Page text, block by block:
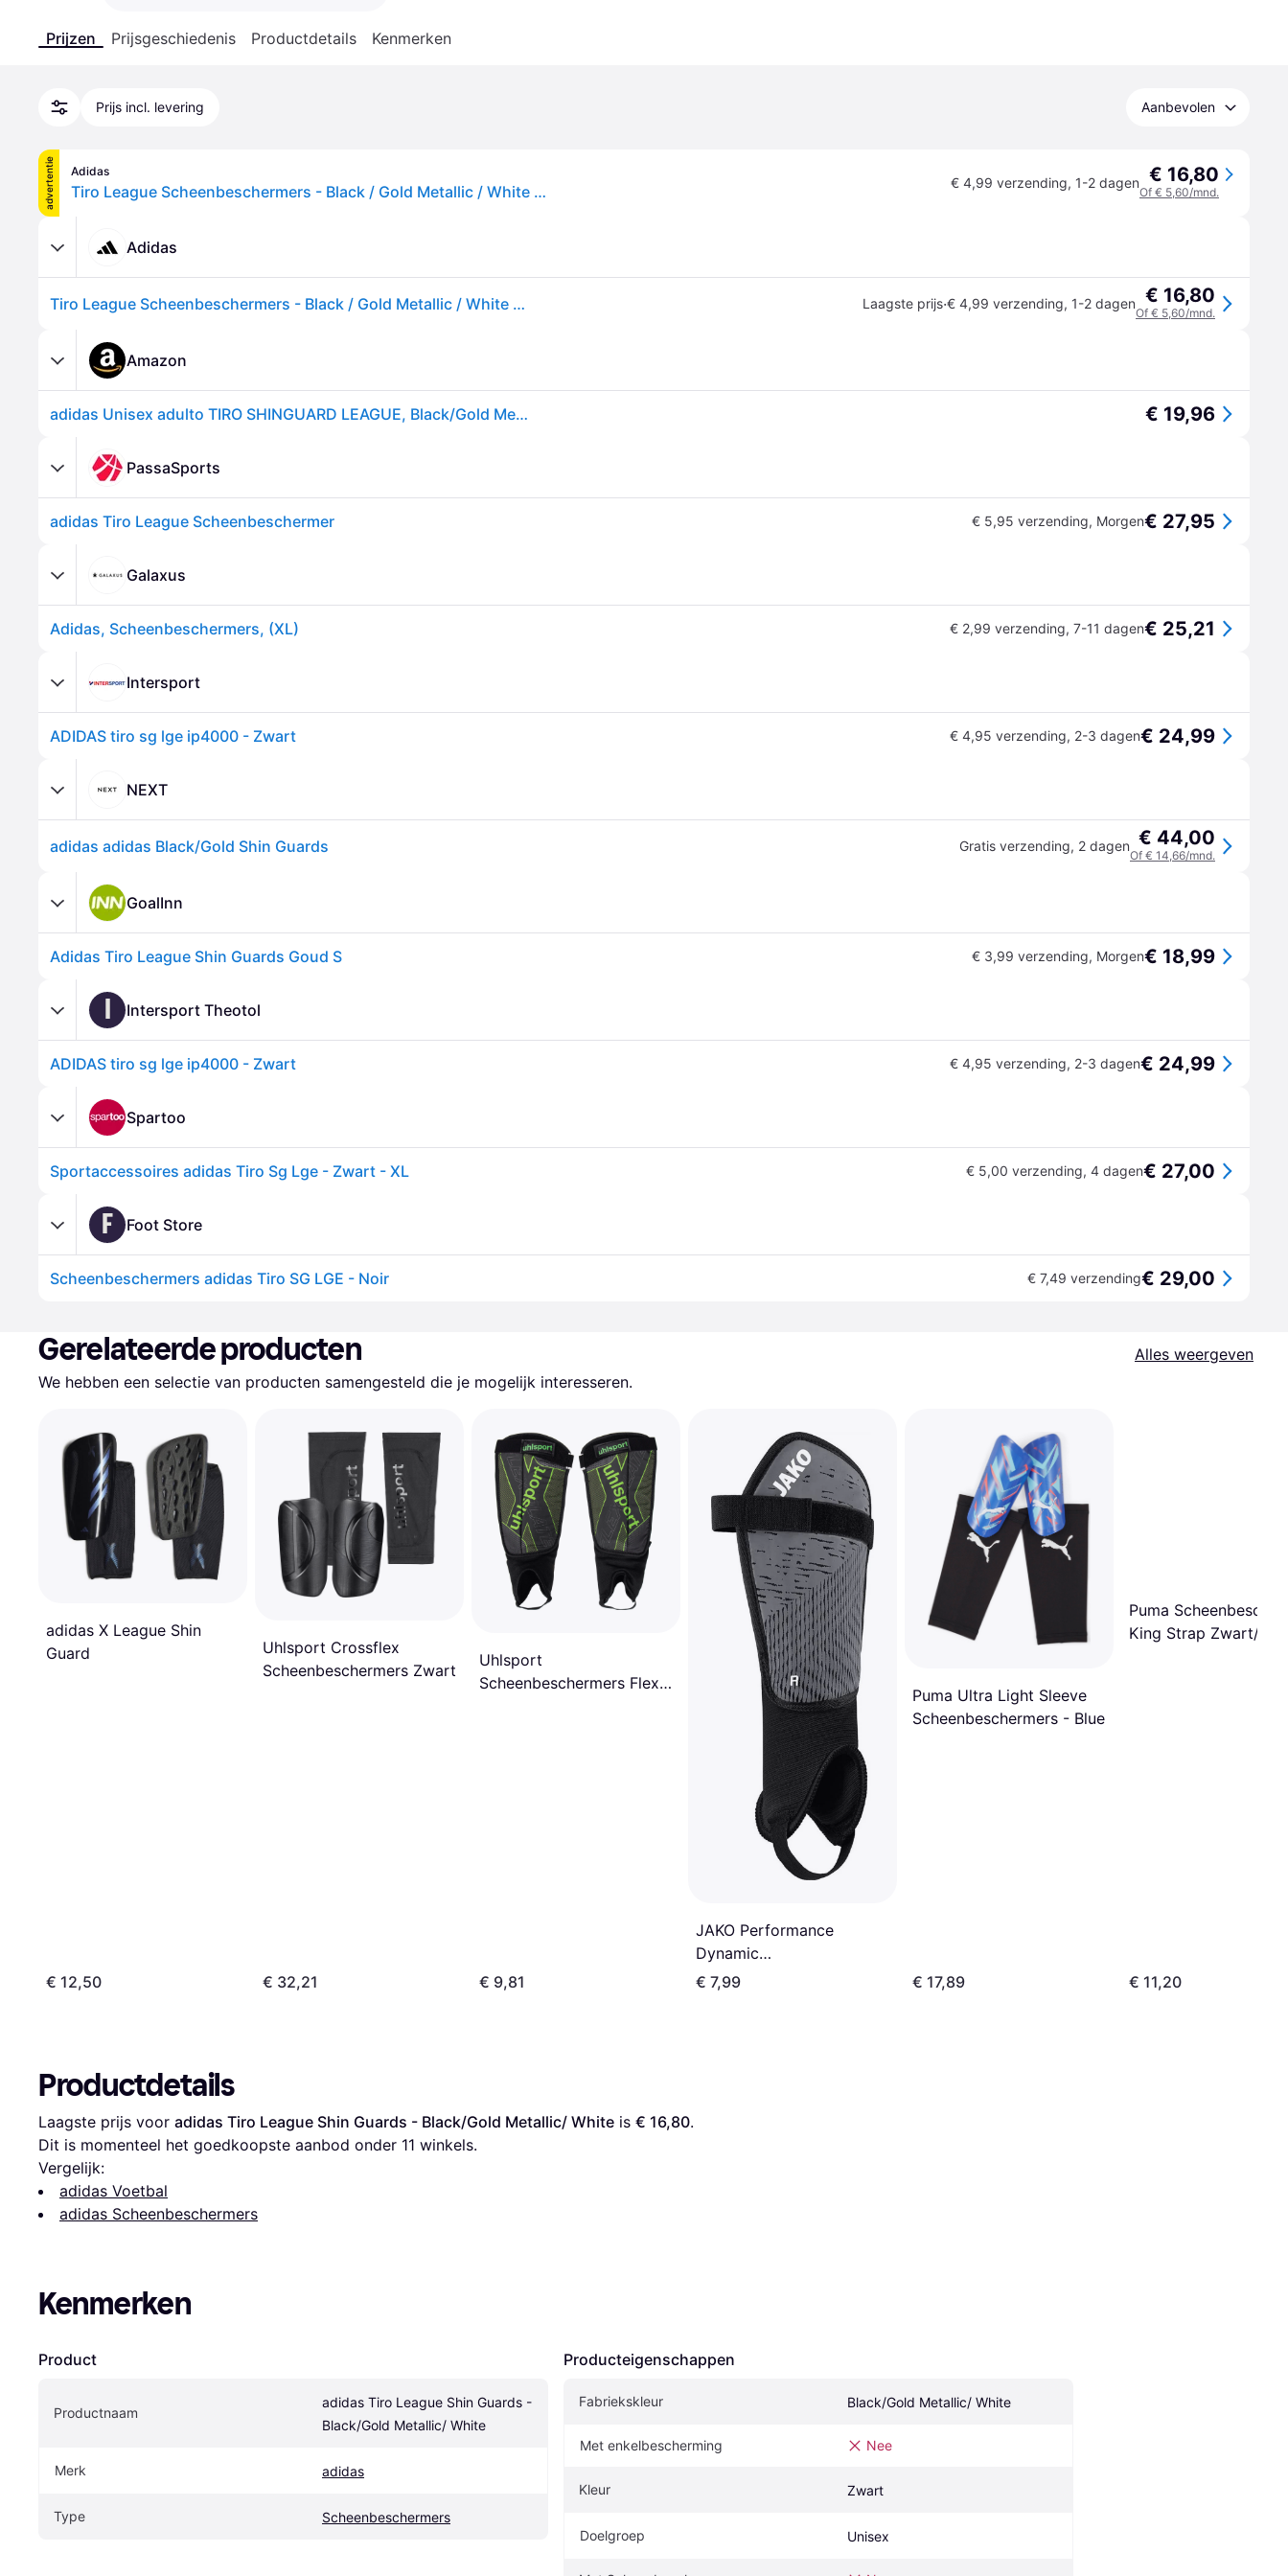
Prijzen Prijsgeschiedenis Productdetails Kenmerken
Prijs incl. levering Aanbevolen
advertentie Adidas
Tiro League Scheenbeschermers - Black / Gold Metallic / White - XL € 4,99 verzending, 1-2 dagen € 16,80
Of € 5,60/mnd.
Adidas
Tiro League Scheenbeschermers - Black / Gold Metallic / White - XL Laagste prijs·€ 4,99 verzending, 1-2 dagen € 16,80
Of € 5,60/mnd.
Amazon
adidas Unisex adulto TIRO SHINGUARD LEAGUE, Black/Gold Metallic/White, XL € 19,96
PassaSports
adidas Tiro League Scheenbeschermer € 5,95 verzending, Morgen€ 27,95
Galaxus
Adidas, Scheenbeschermers, (XL) € 2,99 verzending, 7-11 dagen€ 25,21
Intersport
ADIDAS tiro sg lge ip4000 - Zwart € 4,95 verzending, 2-3 dagen€ 24,99
NEXT
adidas adidas Black/Gold Shin Guards Gratis verzending, 2 dagen € 44,00
Of € 14,66/mnd.
GoalInn
Adidas Tiro League Shin Guards Goud S € 3,99 verzending, Morgen€ 18,99
I Intersport Theotol
ADIDAS tiro sg lge ip4000 - Zwart € 4,95 verzending, 2-3 dagen€ 24,99
Spartoo
Sportaccessoires adidas Tiro Sg Lge - Zwart - XL € 5,00 verzending, 4 dagen€ 27,00
F Foot Store
Scheenbeschermers adidas Tiro SG LGE - Noir € 7,49 verzending€ 29,00
Gerelateerde producten
Alles weergeven
We hebben een selectie van producten samengesteld die je mogelijk interesseren.
adidas X League Shin
Guard
€ 12,50
Uhlsport Crossflex
Scheenbeschermers Zwart
€ 32,21
Uhlsport
Scheenbeschermers Flex
€ 9,81
JAKO Performance
Dynamic
Scheenbeschermers
€ 7,99
Puma Ultra Light Sleeve
Scheenbeschermers - Blue
€ 17,89
Puma
King Strap Zwart/Wit
€ 11,20
Productdetails
Laagste prijs voor adidas Tiro League Shin Guards - Black/Gold Metallic/ White is € 16,80.
Dit is momenteel het goedkoopste aanbod onder 11 winkels.
Vergelijk:
adidas Voetbal
adidas Scheenbeschermers
Kenmerken
Product
Productnaam
adidas Tiro League Shin Guards -
Black/Gold Metallic/ White
Merk adidas
Type Scheenbeschermers
Producteigenschappen
Fabriekskleur Black/Gold Metallic/ White
Met enkelbescherming Nee
Kleur Zwart
Doelgroep Unisex